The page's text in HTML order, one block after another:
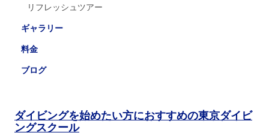
リフレッシュツアー
ギャラリー
料金
ブログ
ダイビングを始めたい方におすすめの東京ダイビ
ングスクール